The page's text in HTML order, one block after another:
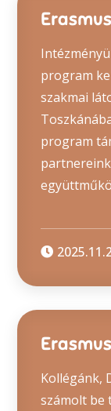
program
szakmai
program
Kollégánk,
számolt be